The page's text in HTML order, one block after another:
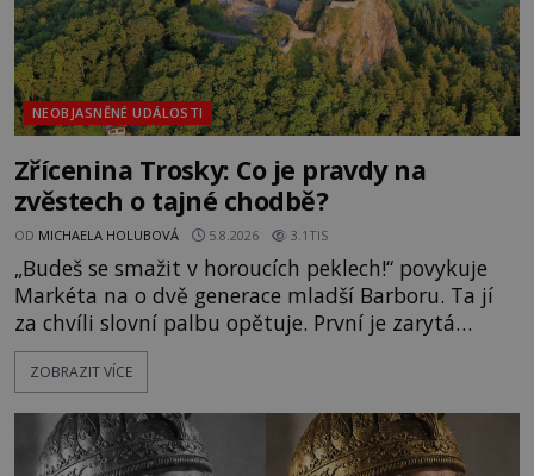
NEOBJASNĚNÉ UDÁLOSTI
Zřícenina Trosky: Co je pravdy na
zvěstech o tajné chodbě?
OD MICHAELA HOLUBOVÁ 5.8.2026 3.1TIS
„Budeš se smažit v horoucích peklech!“ povykuje
Markéta na o dvě generace mladší Barboru. Ta jí
za chvíli slovní palbu opětuje. První je zarytá
katolička, druhá přesvědčená kališnice. A každá z
nich se usídlí na jedné z věží slavného hradu
mezi vůdce protihusitského boje. Za manželku má
skutečně jistou
ZOBRAZIT VÍCE